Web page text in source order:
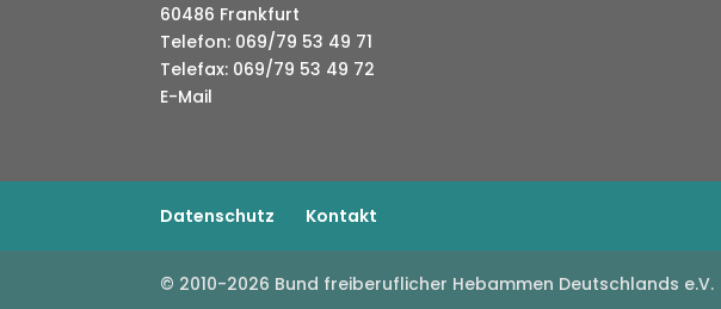
60486 Frankfurt
Telefon: 069/79 53 49 71
Telefax: 069/79 53 49 72
E-Mail
Datenschutz Kontakt
© 2010-2026 Bund freiberuflicher Hebammen Deutschlands e.V.